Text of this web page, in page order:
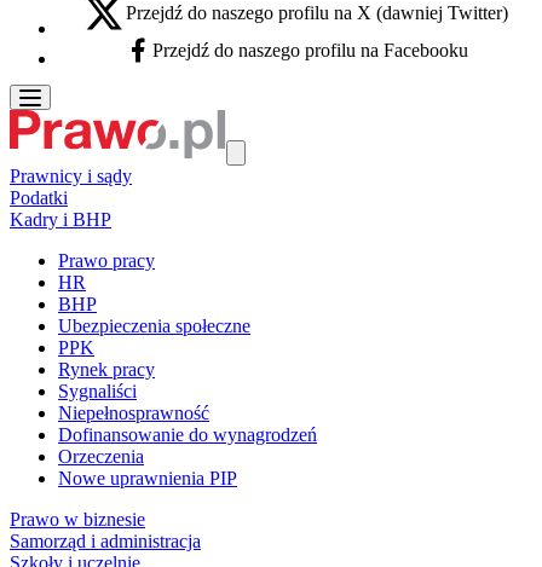
X - otwiera się w nowej karcie
Przejdź do naszego profilu na X (dawniej Twitter)
Facebook - otwiera się w nowej karcie
Przejdź do naszego profilu na Facebooku
Prawnicy i sądy
Podatki
Kadry i BHP
Prawo pracy
HR
BHP
Ubezpieczenia społeczne
PPK
Rynek pracy
Sygnaliści
Niepełnosprawność
Dofinansowanie do wynagrodzeń
Orzeczenia
Nowe uprawnienia PIP
Prawo w biznesie
Samorząd i administracja